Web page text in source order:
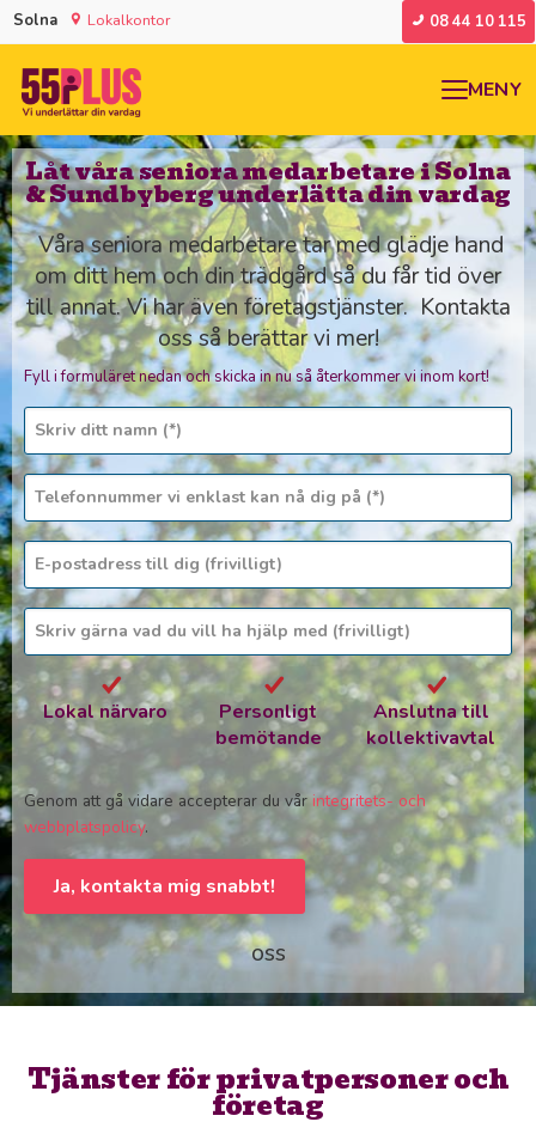
Solna Lokalkontor 08 44 10 115
MENY
Låt våra seniora medarbetare i Solna
& Sundbyberg underlätta din vardag
Våra seniora medarbetare tar med glädje hand
om ditt hem och din trädgård så du får tid över
till annat. Vi har även företagstjänster. Kontakta
oss så berättar vi mer!
Fyll i formuläret nedan och skicka in nu så återkommer vi inom kort!
Lokal närvaro
Personligt
bemötande
Anslutna till
kollektivavtal
Genom att gå vidare accepterar du vårintegritets- och
webbplatspolicy.
Ja, kontakta mig snabbt!
oss
Tjänster för privatpersoner och
företag